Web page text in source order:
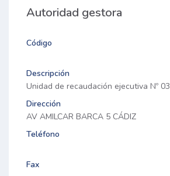
Autoridad gestora
Código
Descripción
Unidad de recaudación ejecutiva Nº 03
Dirección
AV AMILCAR BARCA 5 CÁDIZ
Teléfono
Fax